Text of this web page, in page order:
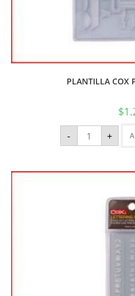
PLANTILLA COX
$
- +